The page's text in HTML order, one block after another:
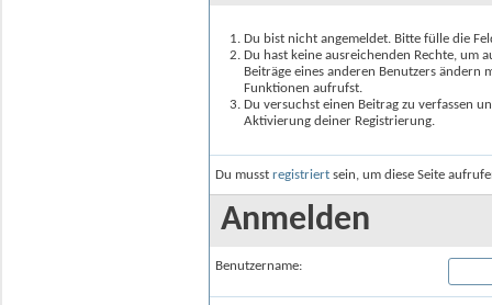
Du bist nicht angemeldet. Bitte fülle die
Du hast keine ausreichenden Rechte, um
Beiträge eines anderen Benutzers
Funktionen aufrufst.
Du versuchst einen Beitrag zu verfassen
Aktivierung deiner Registrierung.
Du musst registriert sein, um diese Seite
Anmelden
Benutzername: